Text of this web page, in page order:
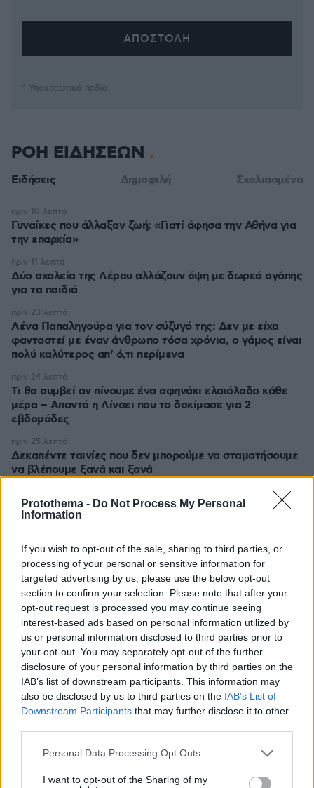
Protothema - Do Not Process My Personal
Information
If you wish to opt-out of the sale, sharing to third parties, or
processing of your personal or sensitive information for
targeted advertising by us, please use the below opt-out
section to confirm your selection. Please note that after your
opt-out request is processed you may continue seeing
interest-based ads based on personal information utilized by
us or personal information disclosed to third parties prior to
your opt-out. You may separately opt-out of the further
disclosure of your personal information by third parties on the
IAB’s list of downstream participants. This information may
also be disclosed by us to third parties on the IAB’s List of
Downstream Participants that may further disclose it to other
Please note that this website/app uses one or more Google
not limited to your visit or usage behaviour. You may click to
Personal Data Processing Opt Outs
I want to opt-out of the Sharing of my
* Υποχρεωτικά πεδία
ΡΟΗ ΕΙΔΗΣΕΩΝ
Ειδήσεις Δημοφιλή Σχολιασμένα
Γυναίκες που άλλαξαν ζωή: «Γιατί άφησα την Αθήνα για
την επαρχία»
πριν 10 λεπτά
Δύο σχολεία της Λέρου αλλάζουν όψη με δωρεά αγάπης
για τα παιδιά
πριν 11 λεπτά
Λένα Παπαληγούρα για τον σύζυγό της: Δεν με είχα
φανταστεί με έναν άνθρωπο τόσα χρόνια, ο γάμος είναι
πολύ καλύτερος απ’ ό,τι περίμενα
πριν 23 λεπτά
Τι θα συμβεί αν πίνουμε ένα σφηνάκι ελαιόλαδο κάθε
μέρα – Απαντά η Λίνσει που το δοκίμασε για 2
εβδομάδες
πριν 24 λεπτά
Δεκαπέντε ταινίες που δεν μπορούμε να σταματήσουμε
να βλέπουμε ξανά και ξανά
πριν 25 λεπτά
Ο σωστός τρόπος να αφαιρέσετε ένα τσιμπούρι από τον
σκύλο σας
Πώς να βουρτσίζετε τη γάτα σας χωρίς να την ενοχλεί
πριν 25 λεπτά
Συνέντευξη ποταμός του Χάντερ Μπάιντεν: Ο πατέρας
μου έχει μεταστάσεις στα οστά - Έπινα 4 λίτρα βότκα τη
μέρα, κάπνιζα κρακ κάθε 15 λεπτά
πριν 30 λεπτά
Συνελήφθη ένα ακόμη μέλος της συμμορίας του «Έντικ»
στο Παλαιό Φάληρο
πριν 34 λεπτά
Διακοπές σε 5 δροσερούς προορισμούς της Ελλάδας,
πριν 35 λεπτά